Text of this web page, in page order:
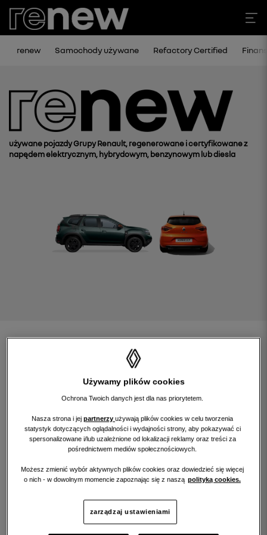
renew Samochody używane Refactory Certified
używane pojazdy Grupy Renault, regenerowane i certyfikowane z
napędem elektrycznym, hybrydowym, benzynowym lub diesla
znajdź samochód
filtruj wyniki szukania według:
renew gold renew start
renew pro
Używamy plików cookies
Ochrona Twoich danych jest dla nas priorytetem.
Nasza strona i jej partnerzy używają plików cookies w celu tworzenia
statystyk dotyczących oglądalności i wydajności strony, aby pokazywać ci
spersonalizowane i/lub uzależnione od lokalizacji reklamy oraz treści za
pośrednictwem mediów społecznościowych.
Możesz zmienić wybór aktywnych plików cookies oraz dowiedzieć się więcej
o nich - w dowolnym momencie zapoznając się z naszą polityką cookies.
zarządzaj ustawieniami